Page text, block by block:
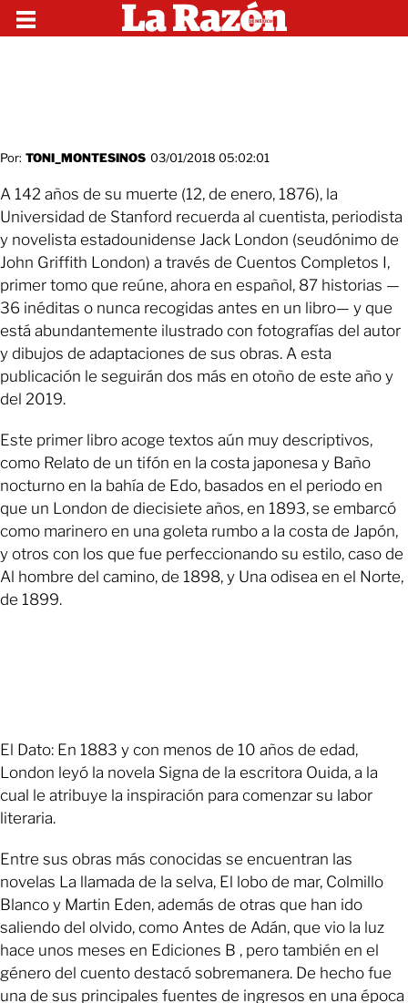
Por: TONI_MONTESINOS 03/01/2018 05:02:01
A 142 años de su muerte (12, de enero, 1876), la
Universidad de Stanford recuerda al cuentista, periodista
y novelista estadounidense Jack London (seudónimo de
John Griffith London) a través de Cuentos Completos I,
primer tomo que reúne, ahora en español, 87 historias —
36 inéditas o nunca recogidas antes en un libro— y que
está abundantemente ilustrado con fotografías del autor
y dibujos de adaptaciones de sus obras. A esta
publicación le seguirán dos más en otoño de este año y
del 2019.
Este primer libro acoge textos aún muy descriptivos,
como Relato de un tifón en la costa japonesa y Baño
nocturno en la bahía de Edo, basados en el periodo en
que un London de diecisiete años, en 1893, se embarcó
como marinero en una goleta rumbo a la costa de Japón,
y otros con los que fue perfeccionando su estilo, caso de
Al hombre del camino, de 1898, y Una odisea en el Norte,
de 1899.
El Dato: En 1883 y con menos de 10 años de edad,
London leyó la novela Signa de la escritora Ouida, a la
cual le atribuye la inspiración para comenzar su labor
literaria.
Entre sus obras más conocidas se encuentran las
novelas La llamada de la selva, El lobo de mar, Colmillo
Blanco y Martin Eden, además de otras que han ido
saliendo del olvido, como Antes de Adán, que vio la luz
hace unos meses en Ediciones B , pero también en el
género del cuento destacó sobremanera. De hecho fue
una de sus principales fuentes de ingresos en una época